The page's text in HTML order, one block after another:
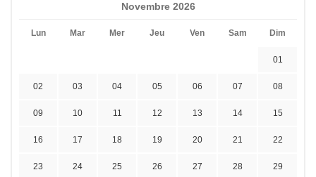
Novembre 2026
Lun Mar Mer Jeu Ven Sam Dim
01
02 03 04 05 06 07 08
09 10 11 12 13 14 15
16 17 18 19 20 21 22
23 24 25 26 27 28 29